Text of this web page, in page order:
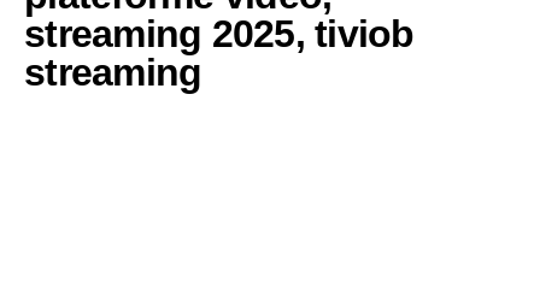
streaming 2025,tiviob
streaming